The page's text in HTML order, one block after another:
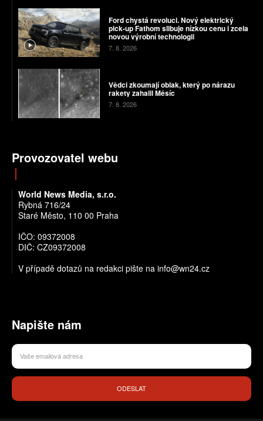
Ford chystá revoluci. Nový elektrický
pick-up Fathom slibuje nízkou cenu i zcela
novou výrobní technologii
7. 8. 2026
Vědci zkoumají oblak, který po nárazu
rakety zahalil Měsíc
7. 8. 2026
Provozovatel webu
World News Media, s.r.o.
Rybná 716/24
Staré Město, 110 00 Praha
IČO: 09372008
DIČ: CZ09372008
V případě dotazů na redakci pište na info@wn24.cz
Napište nám
ODESLAT